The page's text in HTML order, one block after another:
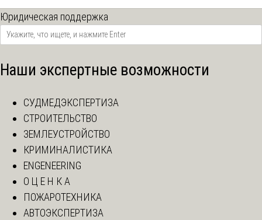
Юридическая поддержка
Наши экспертные возможности
СУДМЕДЭКСПЕРТИЗА
СТРОИТЕЛЬСТВО
ЗЕМЛЕУСТРОЙСТВО
КРИМИНАЛИСТИКА
ENGENEERING
О Ц Е Н К А
ПОЖАРОТЕХНИКА
АВТОЭКСПЕРТИЗА